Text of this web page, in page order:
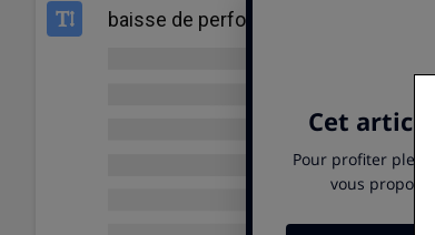
baisse de performance entre les lots